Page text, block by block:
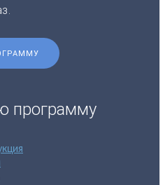
программу